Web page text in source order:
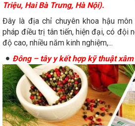
Triệu, Hai Bà Trưng, Hà Nội).
Đây là địa chỉ chuyên khoa hậu
pháp điều trị tân tiến, hiện đại, có đội
độ cao, nhiều năm kinh nghiệm,...
Đông – tây y kết hợp kỹ thuật